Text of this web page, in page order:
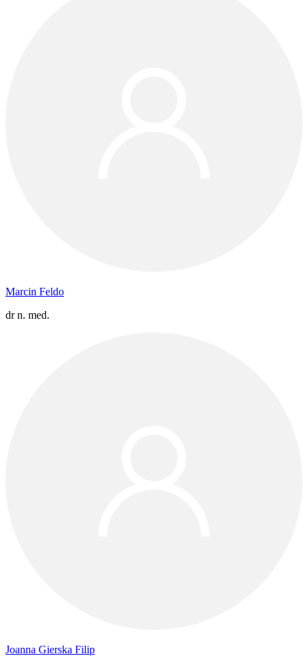
Marcin Feldo
dr n. med.
Joanna Gierska Filip